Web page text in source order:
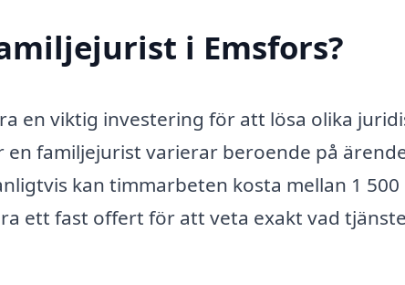
i Emsfors?
en viktig investering för att lösa olika
familjejurist varierar beroende på
kan timmarbeten kosta mellan 1 500
ett fast offert för att veta exakt vad